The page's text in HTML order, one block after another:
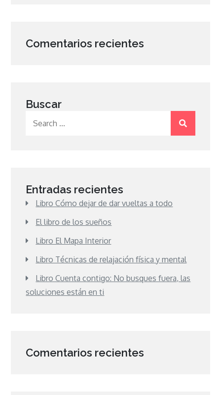
Comentarios recientes
Buscar
Entradas recientes
Libro Cómo dejar de dar vueltas a todo
El libro de los sueños
Libro El Mapa Interior
Libro Técnicas de relajación física y mental
Libro Cuenta contigo: No busques fuera, las
soluciones están en ti
Comentarios recientes